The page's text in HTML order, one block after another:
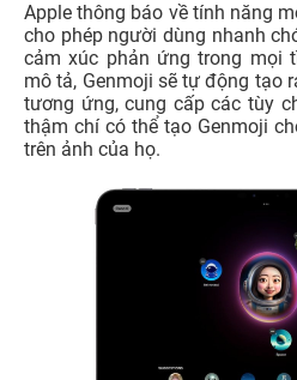
Apple thông báo về tính năng
cho phép người dùng nhanh
cảm xúc phản ứng trong mọi
mô tả, Genmoji sẽ tự động tạo
tương ứng, cung cấp các tùy
thậm chí có thể tạo Genmoji
trên ảnh của họ.